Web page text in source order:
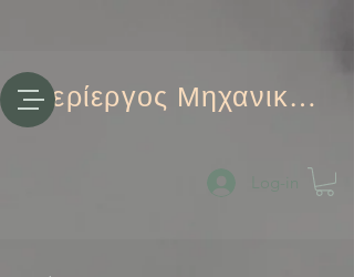
Περίεργος Μηχανικός
Log-in